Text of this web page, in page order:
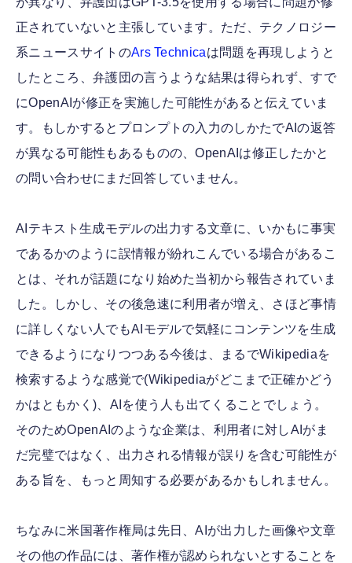
正されていないと主張しています。ただ、テクノロジー
系ニュースサイトのArs Technicaは問題を再現しようと
したところ、弁護団の言うような結果は得られず、すで
にOpenAIが修正を実施した可能性があると伝えていま
す。もしかするとプロンプトの入力のしかたでAIの返答
が異なる可能性もあるものの、OpenAIは修正したかと
の問い合わせにまだ回答していません。
AIテキスト生成モデルの出力する文章に、いかもに事実
であるかのように誤情報が紛れこんでいる場合があるこ
とは、それが話題になり始めた当初から報告されていま
した。しかし、その後急速に利用者が増え、さほど事情
に詳しくない人でもAIモデルで気軽にコンテンツを生成
できるようになりつつある今後は、まるでWikipediaを
検索するような感覚で(Wikipediaがどこまで正確かどう
かはともかく)、AIを使う人も出てくることでしょう。
そのためOpenAIのような企業は、利用者に対しAIがま
だ完璧ではなく、出力される情報が誤りを含む可能性が
ある旨を、もっと周知する必要があるかもしれません。
ちなみに米国著作権局は先日、AIが出力した画像や文章
その他の作品には、著作権が認められないとすることを